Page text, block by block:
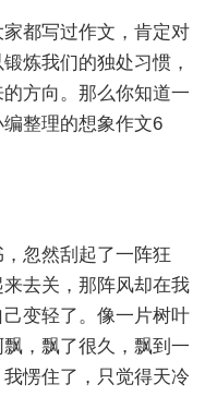
都写过作文，肯定对
炼我们的独处习惯，
方向。那么你知道一
整理的想象作文6
忽然刮起了一阵狂
去关，那阵风却在我
变轻了。像一片树叶
，飘了很久，飘到一
愣住了，只觉得天冷